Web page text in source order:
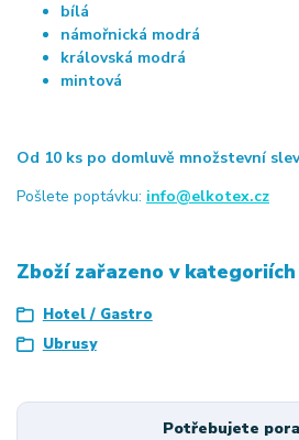
bílá
námořnická modrá
královská modrá
mintová
Od 10 ks po domluvě množstevní
Pošlete poptávku: info@elkotex.cz
Zboží zařazeno v kategoriích
Hotel / Gastro
Ubrusy
Potřebujete